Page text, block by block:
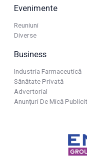
Evenimente
Reuniuni
Diverse
Business
Industria Farmaceutică
Sănătate Privată
Advertorial
Anunțuri De Mică